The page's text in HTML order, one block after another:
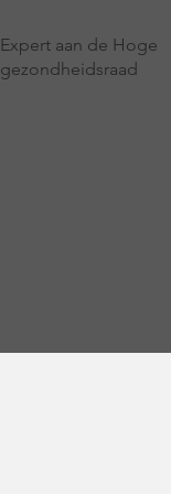
Expert aan de Hoge
gezondheidsraad